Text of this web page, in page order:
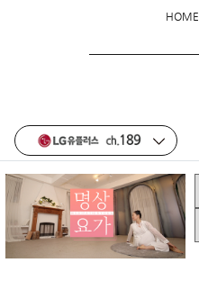
HOME